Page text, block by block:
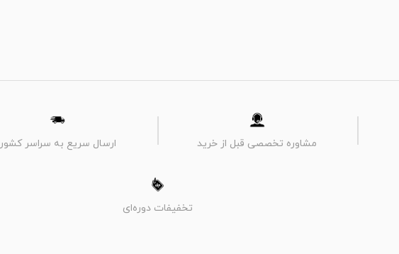
مشاوره تخصصی قبل از خرید ارسال سریع به سراسر کشور
تخفیفات دوره‌ای